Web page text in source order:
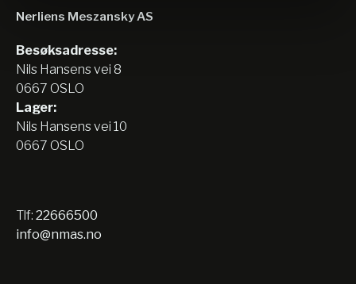
Nerliens Meszansky AS
Besøksadresse:
Nils Hansens vei 8
0667 OSLO
Lager:
Nils Hansens vei 10
0667 OSLO
Tlf: 22666500
info@nmas.no